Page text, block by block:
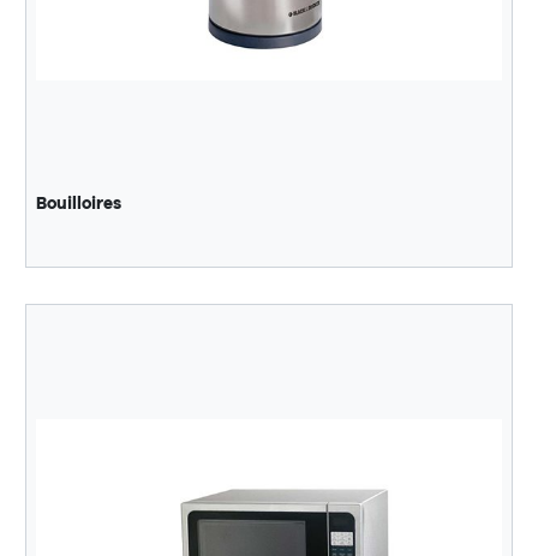
Bouilloires